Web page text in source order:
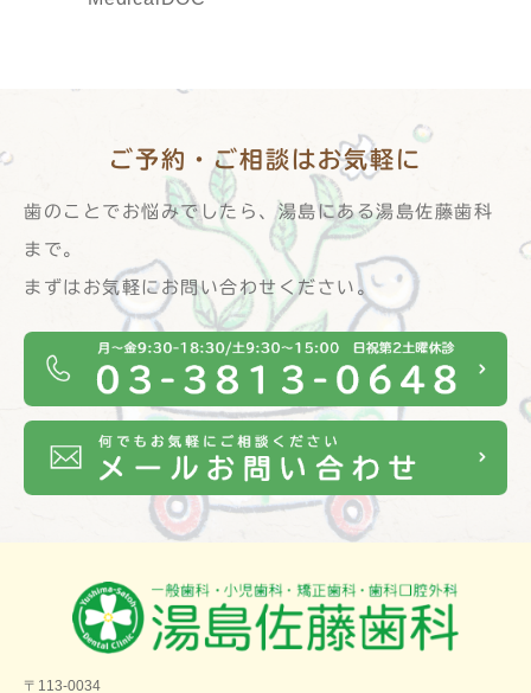
ご予約・ご相談は お気軽に
歯のことでお悩みでしたら、湯島にある湯島佐藤歯科
まで。
まずはお気軽にお問い合わせください。
〒113-0034